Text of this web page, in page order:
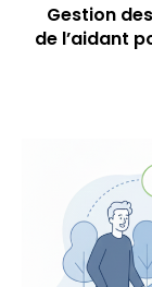
Gestion
de l’aidant